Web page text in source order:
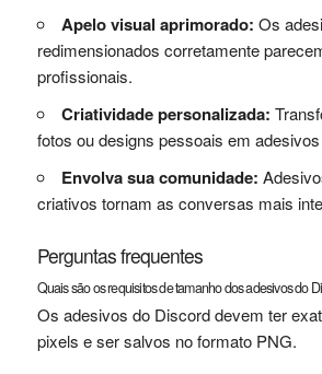
Apelo visual aprimorado: Os
redimensionados corretamente
profissionais.
Criatividade personalizada:
fotos ou designs pessoais em
Envolva sua comunidade:
criativos tornam as conversas mais
Perguntas frequentes
Quais são os requisitos de tamanho dos adesivos do
Os adesivos do Discord devem ter
pixels e ser salvos no formato PNG.